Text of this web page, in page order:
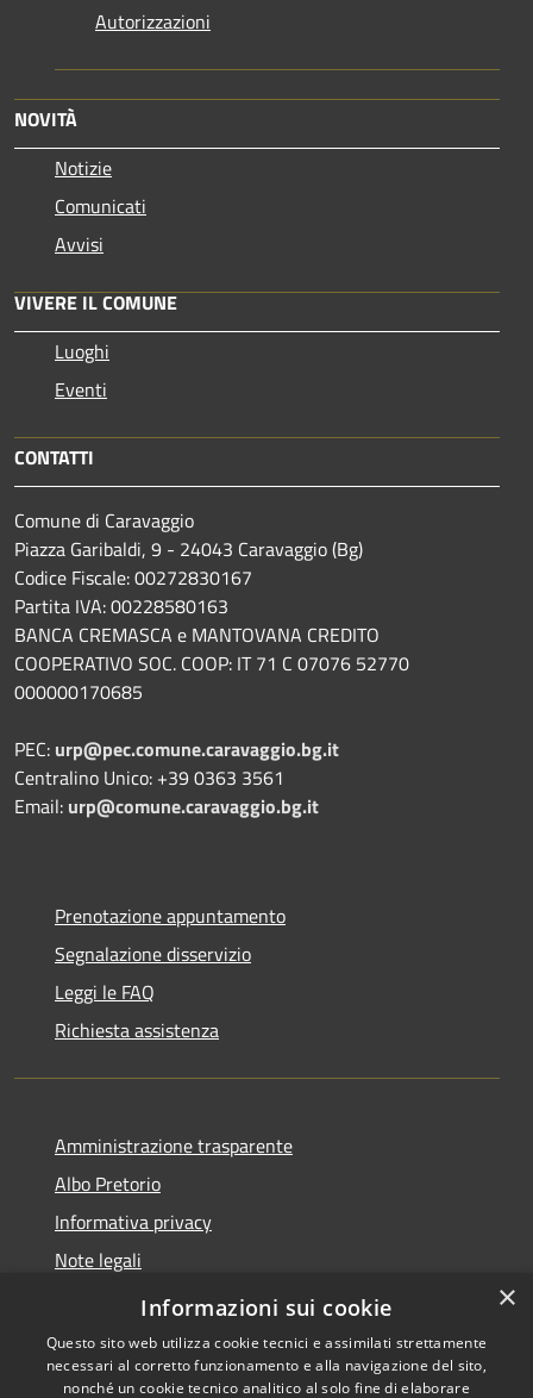
Autorizzazioni
NOVITÀ
Notizie
Comunicati
Avvisi
VIVERE IL COMUNE
Luoghi
Eventi
CONTATTI
Comune di Caravaggio
Piazza Garibaldi, 9 - 24043 Caravaggio (Bg)
Codice Fiscale: 00272830167
Partita IVA: 00228580163
BANCA CREMASCA e MANTOVANA CREDITO
COOPERATIVO SOC. COOP: IT 71 C 07076 52770
000000170685
PEC: urp@pec.comune.caravaggio.bg.it
Centralino Unico: +39 0363 3561
Email: urp@comune.caravaggio.bg.it
Prenotazione appuntamento
Segnalazione disservizio
Leggi le FAQ
Richiesta assistenza
Amministrazione trasparente
Albo Pretorio
Informativa privacy
Note legali
Dichiarazione di accessibilità
×
Informazioni sui cookie
Questo sito web utilizza cookie tecnici e assimilati strettamente
necessari al corretto funzionamento e alla navigazione del sito,
nonché un cookie tecnico analitico al solo fine di elaborare